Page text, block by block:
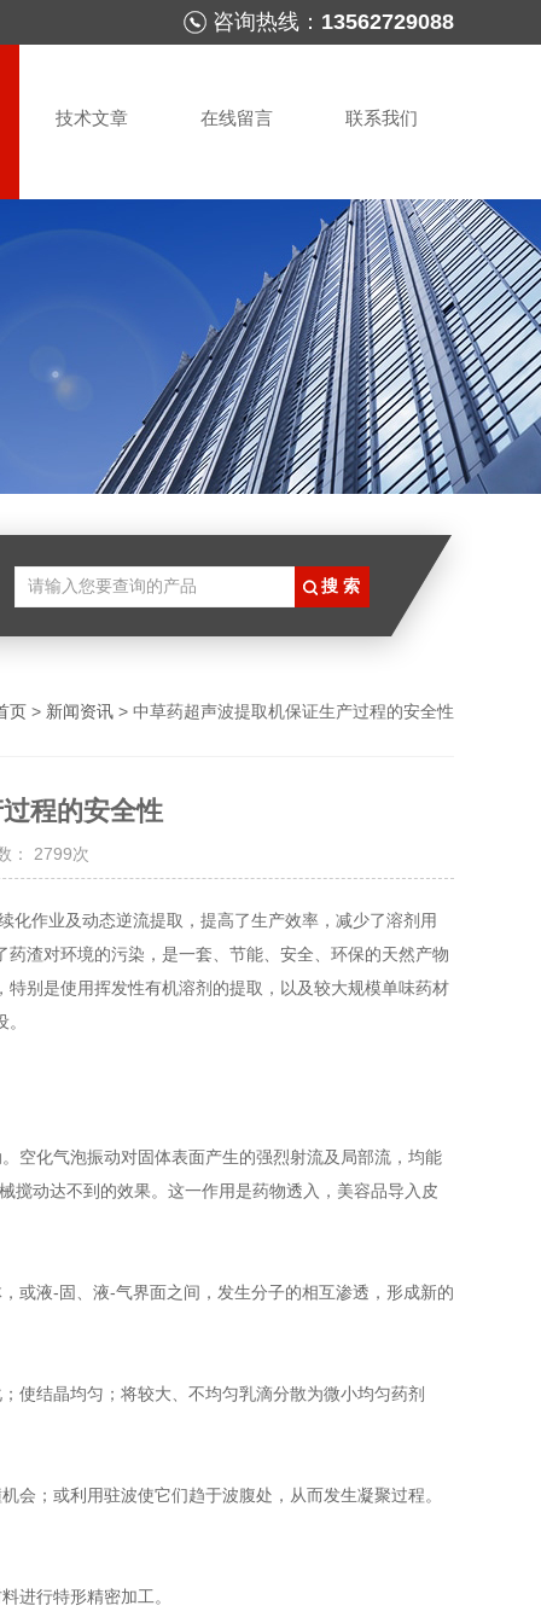
咨询热线： 13562729088
技术文章 在线留言 联系我们
页 > 新闻资讯 > 中草药超声波提取机保证生产过程的安全性
程的安全性
： 2799次
作业及动态逆流提取，提高了生产效率，减少了溶剂用
渣对环境的污染，是一套、节能、安全、环保的天然产物
别是使用挥发性有机溶剂的提取，以及较大规模单味药材
化气泡振动对固体表面产生的强烈射流及局部流，均能
搅动达不到的效果。这一作用是药物透入，美容品导入皮
液-固、液-气界面之间，发生分子的相互渗透，形成新的
结晶均匀；将较大、不均匀乳滴分散为微小均匀药剂
；或利用驻波使它们趋于波腹处，从而发生凝聚过程。
进行特形精密加工。